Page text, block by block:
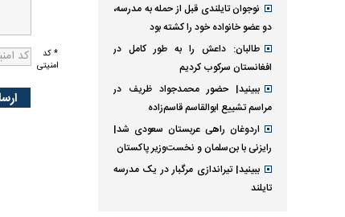
* کد
امنیتی
نوجوان تایلندی قبل از حمله به مدرسه،
دو عضو خانواده خود را کشته بود
طالبان: داعش را به طور کامل در
افغانستان سرکوب کردیم
ببینید| حضور محمدجواد ظریف در
مراسم تشییع ابوالقاسم قاسم‌زاده
اردوغان راهی عربستان سعودی شد|
رایزنی با بن‌سلمان و نخست‌وزیر پاکستان
ببینید| تیراندازی مرگبار در یک مدرسه
تایلند